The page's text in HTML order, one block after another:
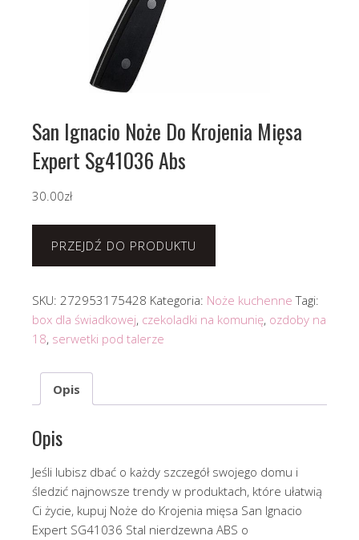
San Ignacio Noże Do Krojenia Mięsa
Expert Sg41036 Abs
30.00zł
PRZEJDŹ DO PRODUKTU
SKU: 272953175428 Kategoria: Noże kuchenne Tagi:
box dla świadkowej, czekoladki na komunię, ozdoby na
18, serwetki pod talerze
Opis
Opis
Jeśli lubisz dbać o każdy szczegół swojego domu i
śledzić najnowsze trendy w produktach, które ułatwią
Ci życie, kupuj Noże do Krojenia mięsa San Ignacio
Expert SG41036 Stal nierdzewna ABS o